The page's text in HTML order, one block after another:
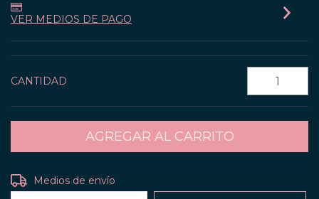
VER MEDIOS DE PAGO
CANTIDAD
Entregas para el CP:
Medios de envío